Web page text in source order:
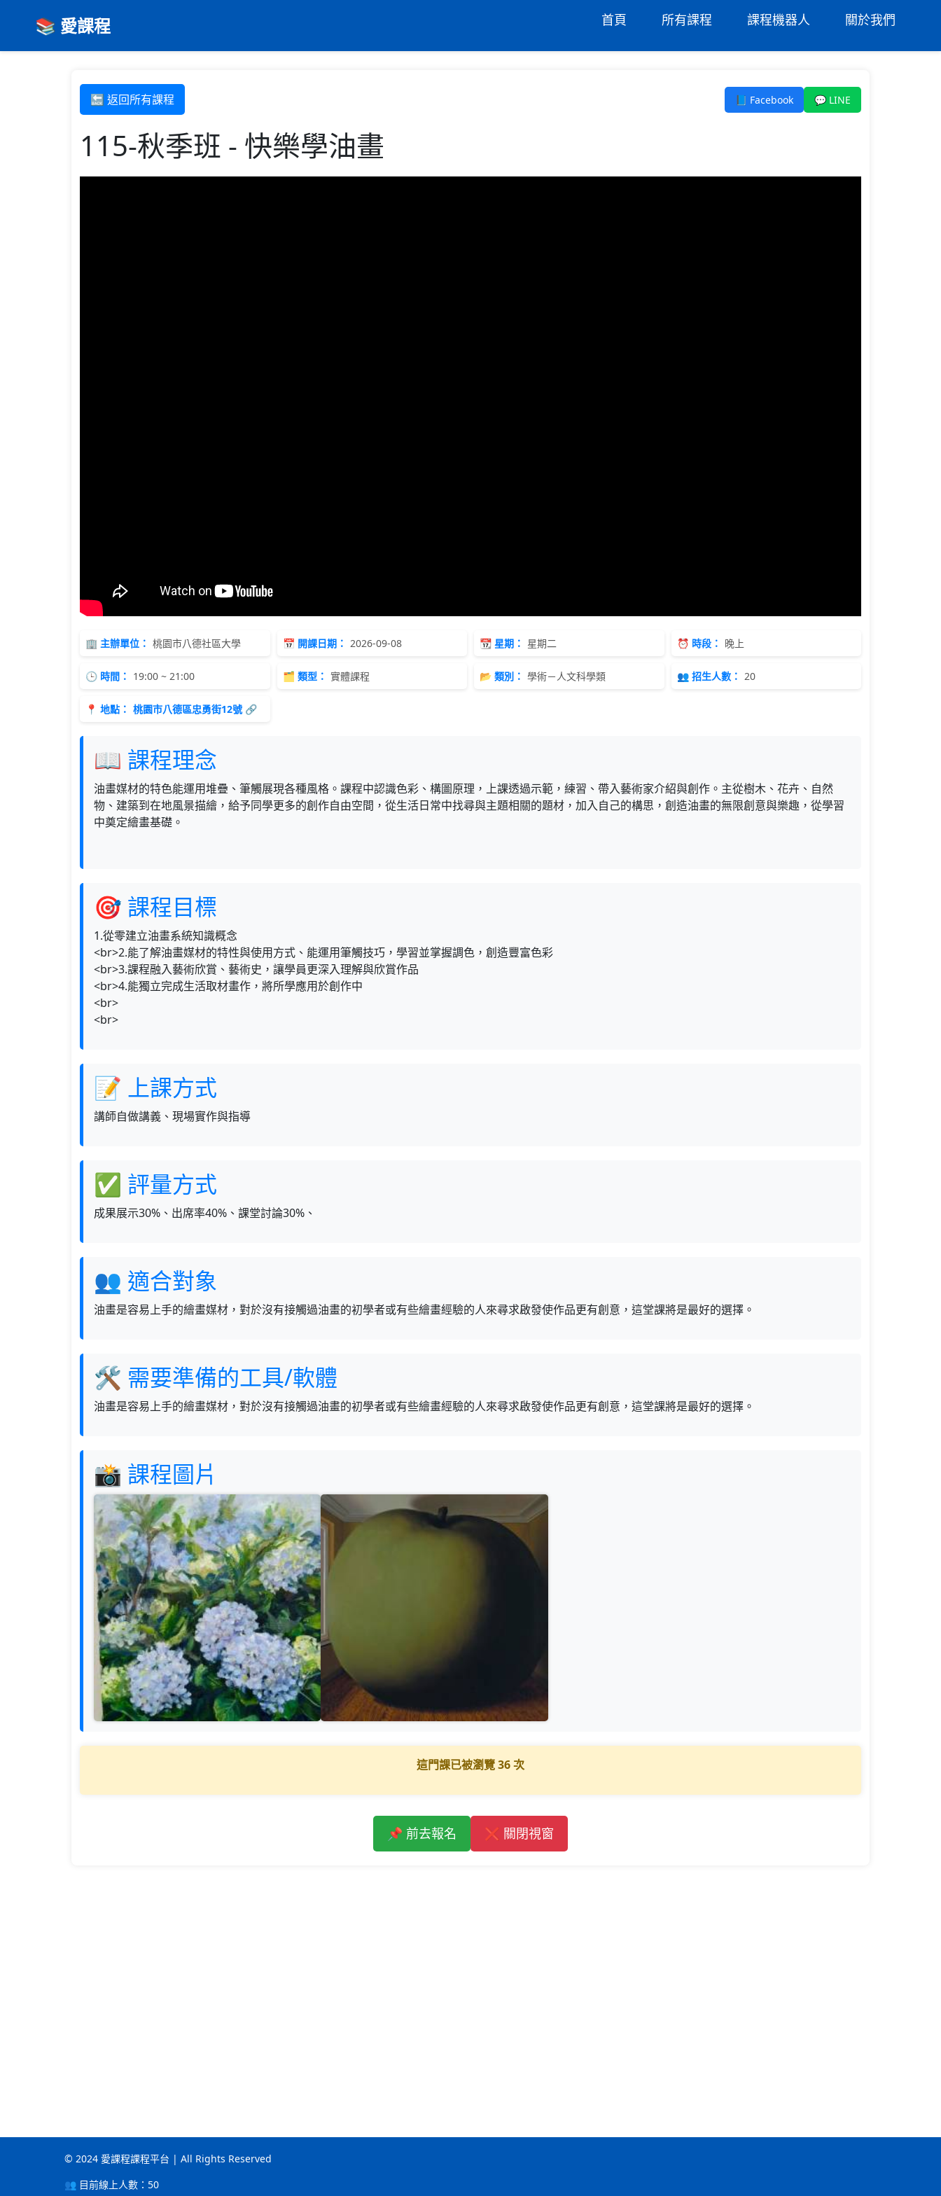
📚 愛課程 首頁 所有課程 課程機器人 關於我們
🔙 返回所有課程 📘 Facebook 💬 LINE
115-秋季班 - 快樂學油畫
🏢 主辦單位： 桃園市八德社區大學 📅 開課日期： 2026-09-08 📆 星期： 星期二 ⏰ 時段： 晚上
🕒 時間： 19:00 ~ 21:00 🗂 類型： 實體課程 📂 類別： 學術－人文科學類 👥 招生人數： 20
📍 地點： 桃園市八德區忠勇街12號 🔗
📖 課程理念
油畫媒材的特色能運用堆疊、筆觸展現各種風格。課程中認識色彩、構圖原理，上課透過示範，練習、帶入藝術家介紹與創作。主從樹木、花卉、自然
物、建築到在地風景描繪，給予同學更多的創作自由空間，從生活日常中找尋與主題相關的題材，加入自己的構思，創造油畫的無限創意與樂趣，從學習
中奠定繪畫基礎。
🎯 課程目標
1.從零建立油畫系統知識概念
<br>2.能了解油畫媒材的特性與使用方式、能運用筆觸技巧，學習並掌握調色，創造豐富色彩
<br>3.課程融入藝術欣賞、藝術史，讓學員更深入理解與欣賞作品
<br>4.能獨立完成生活取材畫作，將所學應用於創作中
<br>
<br>
📝 上課方式
講師自做講義、現場實作與指導
✅ 評量方式
成果展示30%、出席率40%、課堂討論30%、
👥 適合對象
油畫是容易上手的繪畫媒材，對於沒有接觸過油畫的初學者或有些繪畫經驗的人來尋求啟發使作品更有創意，這堂課將是最好的選擇。
🛠 需要準備的工具/軟體
油畫是容易上手的繪畫媒材，對於沒有接觸過油畫的初學者或有些繪畫經驗的人來尋求啟發使作品更有創意，這堂課將是最好的選擇。
📸 課程圖片
這門課已被瀏覽36次
📌 前去報名 ❌ 關閉視窗
© 2024 愛課程課程平台 | All Rights Reserved
👥 目前線上人數： 50